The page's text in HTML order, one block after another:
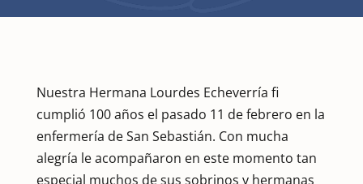
Nuestra Hermana Lourdes Echeverría fi
cumplió 100 años el pasado 11 de febrero en la
enfermería de San Sebastián. Con mucha
alegría le acompañaron en este momento tan
especial muchos de sus sobrinos y hermanas